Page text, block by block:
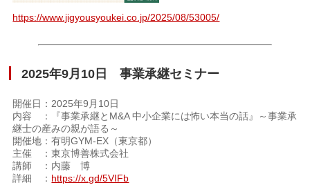
https://www.jigyousyoukei.co.jp/2025/08/53005/
2025年9月10日 事業承継セミナー
開催日：2025年9月10日
内容 ：『事業承継とM&A 中小企業には怖い本当の話』～事業承
継士の産みの親が語る～
開催地：有明GYM-EX（東京都）
主催 ：東京博善株式会社
講師 ：内藤 博
詳細 ： https://x.gd/5VIFb